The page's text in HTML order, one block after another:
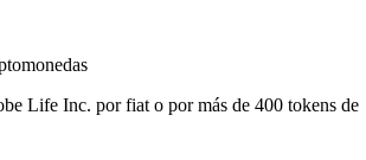
Life Inc. por fiat o por más de 400 tokens de